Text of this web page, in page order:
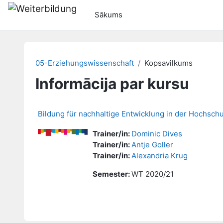
Atvērt galveno saturu
Sākums
05-Erziehungswissenschaft Kopsavilkums
Informācija par kursu
Bildung für nachhaltige Entwicklung in der
Trainer/in: Dominic Dives
Trainer/in:Antje Goller
Trainer/in:Alexandria Krug
Semester:WT 2020/21